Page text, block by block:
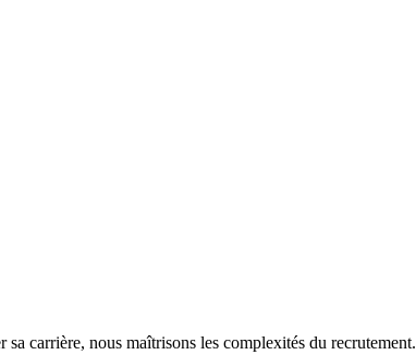
carrière, nous maîtrisons les complexités du recrutement.